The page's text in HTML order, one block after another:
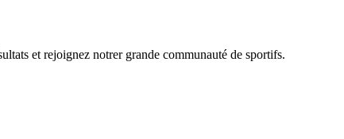
et rejoignez notrer grande communauté de sportifs.